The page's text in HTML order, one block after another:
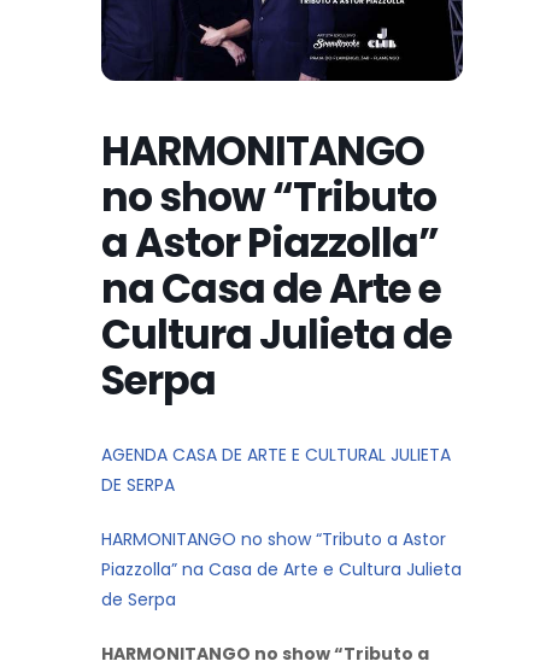
HARMONITANGO
no show “Tributo
a Astor Piazzolla”
na Casa de Arte e
Cultura Julieta de
Serpa
AGENDA CASA DE ARTE E CULTURAL JULIETA
DE SERPA
HARMONITANGO no show “Tributo a Astor
Piazzolla” na Casa de Arte e Cultura Julieta
de Serpa
HARMONITANGO no show “Tributo a